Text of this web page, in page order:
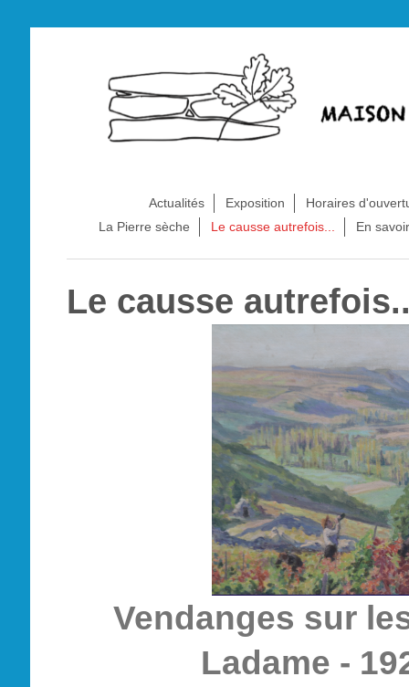
Actualités Exposition
Horaires
La Pierre sèche
Le causse autrefois... En
Le causse
Vendanges sur
Ladame -